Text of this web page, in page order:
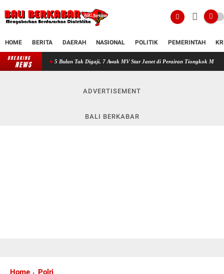
HOME BERITA DAERAH NASIONAL POLITIK PEMERINTAH
BREAKING
NEWS
5 Bulan Tak Digaji, 7 Awak MV Star Janet di Perairan Tiongkok Mengaku Menunggu
ADVERTISEMENT
BALI BERKABAR
Home Polri